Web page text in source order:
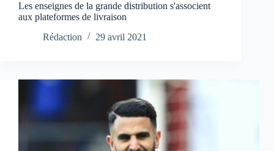
Les enseignes de la grande distribution s'associent
aux plateformes de livraison
Rédaction
29 avril 2021